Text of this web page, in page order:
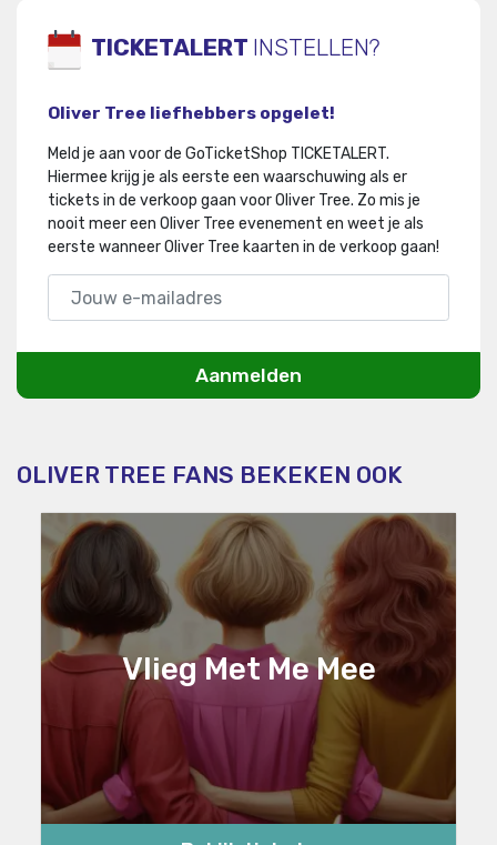
TICKETALERT INSTELLEN?
Oliver Tree liefhebbers opgelet!
Meld je aan voor de GoTicketShop TICKETALERT.
Hiermee krijg je als eerste een waarschuwing als er
tickets in de verkoop gaan voor Oliver Tree. Zo mis je
nooit meer een Oliver Tree evenement en weet je als
eerste wanneer Oliver Tree kaarten in de verkoop gaan!
Aanmelden
OLIVER TREE FANS BEKEKEN OOK
Vlieg Met Me Mee